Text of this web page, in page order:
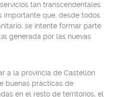
tan transcendentales
importante que, desde todos
se intente formar parte
generada por las nuevas
a la provincia de Castellón
buenas prácticas de
en el resto de territorios, el